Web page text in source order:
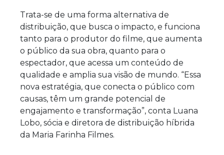
Trata-se de uma forma alternativa de
distribuição, que busca o impacto, e funciona
tanto para o produtor do filme, que aumenta
o público da sua obra, quanto para o
espectador, que acessa um conteúdo de
qualidade e amplia sua visão de mundo. “Essa
nova estratégia, que conecta o público com
causas, têm um grande potencial de
engajamento e transformação”, conta Luana
Lobo, sócia e diretora de distribuição híbrida
da Maria Farinha Filmes.